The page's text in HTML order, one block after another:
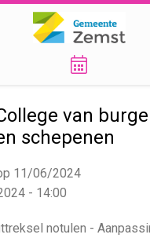
van
schepenen
11/06/2024
- 14:00
notulen -